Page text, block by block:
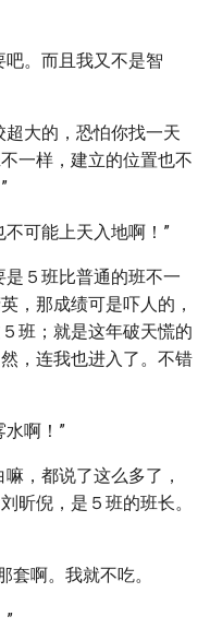
吧。而且我又不是智
超大的，恐怕你找一天
一样，建立的位置也不
可能上天入地啊！”
是５班比普通的班不一
，那成绩可是吓人的，
班；就是这年破天慌的
，连我也进入了。不错
水啊！”
，都说了这么多了，
昕倪，是５班的班长。
套啊。我就不吃。
”